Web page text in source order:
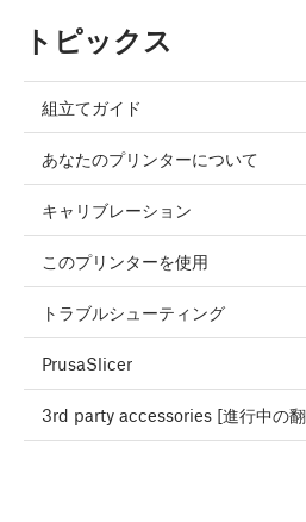
トピックス
組立てガイド
あなたのプリンターについて
キャリブレーション
このプリンターを使用
トラブルシューティング
PrusaSlicer
3rd party accessories [進行中の